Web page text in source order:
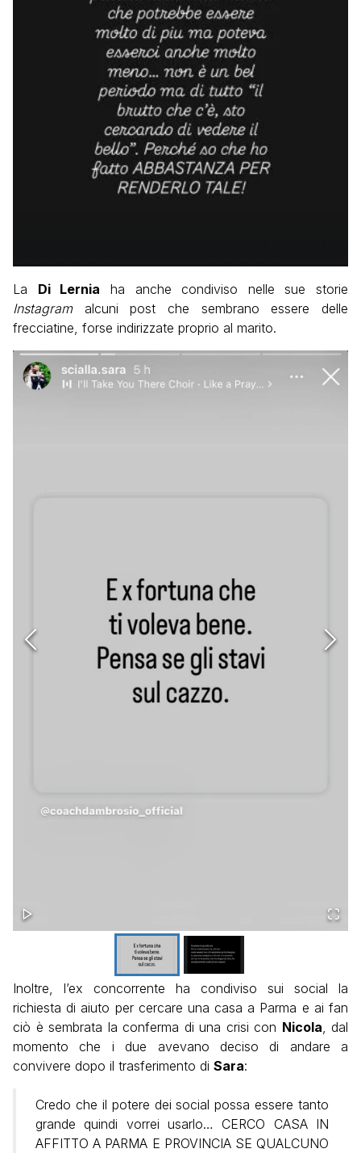
La Di Lernia ha anche condiviso nelle sue storie
Instagramalcuni post che sembrano essere delle
frecciatine, forse indirizzate proprio al marito.
Inoltre, l’ex concorrente ha condiviso sui social la
richiesta di aiuto per cercare una casa a Parma e ai fan
ciò è sembrata la conferma di una crisi con Nicola, dal
momento che i due avevano deciso di andare a
convivere dopo il trasferimento di Sara:
Credo che il potere dei social possa essere tanto
grande quindi vorrei usarlo… CERCO CASA IN
AFFITTO A PARMA E PROVINCIA SE QUALCUNO